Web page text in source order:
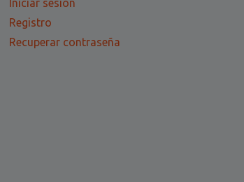
Iniciar sesión
Registro
Recuperar contraseña